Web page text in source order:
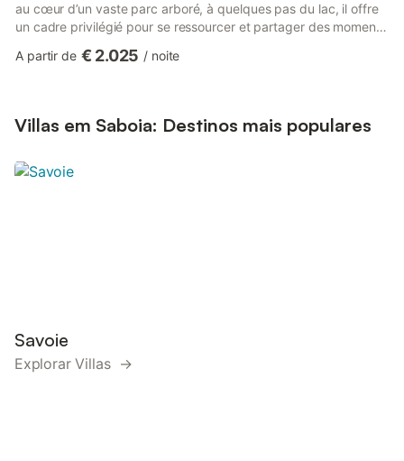
au cœur d’un vaste parc arboré, à quelques pas du lac, il offre
un cadre privilégié pour se ressourcer et partager des moments
d’amis, ou encore d’événements (mariage, semaine,
expérience inoubliable, entre détente, découvertes et plaisirs
g...
A partir de € 2.025 / noite
Villas em Saboia: Destinos mais populares
Savoie
Explorar Villas →